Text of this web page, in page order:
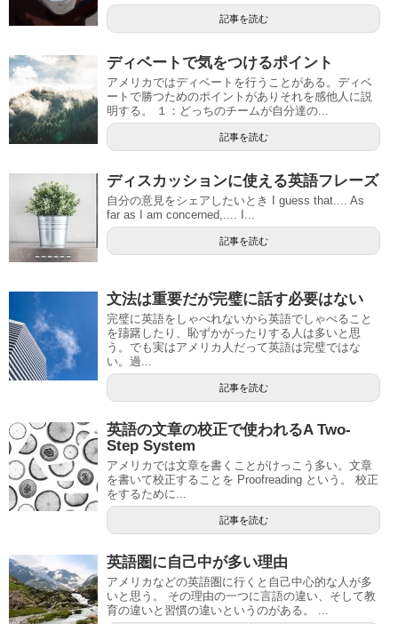
記事を読む
ディベートで気をつけるポイント
アメリカではディベートを行うことがある。ディベ
ートで勝つためのポイントがありそれを感他人に説
明する。 １：どっちのチームが自分達の...
記事を読む
ディスカッションに使える英語フレーズ
自分の意見をシェアしたいとき I guess that.... As
far as I am concerned,.... I...
記事を読む
文法は重要だが完璧に話す必要はない
完璧に英語をしゃべれないから英語でしゃべること
を躊躇したり、恥ずかがったりする人は多いと思
う。でも実はアメリカ人だって英語は完璧ではな
い。過...
記事を読む
英語の文章の校正で使われるA Two-
Step System
アメリカでは文章を書くことがけっこう多い。文章
を書いて校正することを Proofreading という。 校正
をするために...
記事を読む
英語圏に自己中が多い理由
アメリカなどの英語圏に行くと自己中心的な人が多
いと思う。 その理由の一つに言語の違い、そして教
育の違いと習慣の違いというのがある。 ...